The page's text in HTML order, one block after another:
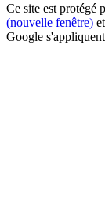
Ce site est protégé
(nouvelle fenêtre)
Google